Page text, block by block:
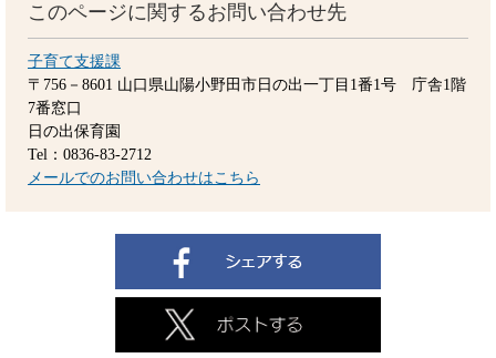
このページに関するお問い合わせ先
子育て支援課
〒756－8601 山口県山陽小野田市日の出一丁目1番1号 庁舎1階
7番窓口
日の出保育園
Tel：0836-83-2712
メールでのお問い合わせはこちら